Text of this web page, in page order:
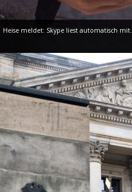
Heise meldet: Skype liest automatisch mit.